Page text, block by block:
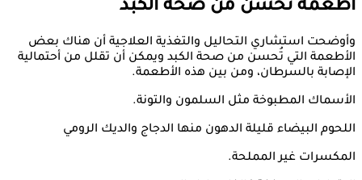
اطعمة تحسن من صحة الكبد
وأوضحت استشاري التحاليل والتغذية العلاجية أن هناك بعض
الأطعمة التي تُحسن من صحة الكبد ويمكن أن تقلل من أحتمالية
الإصابة بالسرطان، ومن بين هذه الأطعمة.
الأسماك المطبوخة مثل السلمون والتونة.
اللحوم البيضاء قليلة الدهون منها الدجاج والديك الرومي
المكسرات غير المملحة.